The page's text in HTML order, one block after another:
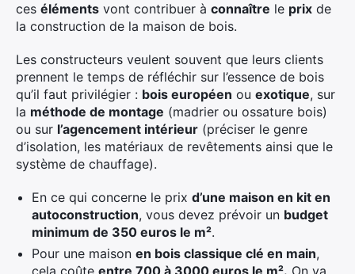
ces éléments vont contribuer à connaître le prix de
la construction de la maison de bois.
Les constructeurs veulent souvent que leurs clients
prennent le temps de réfléchir sur l’essence de bois
qu’il faut privilégier : bois européen ou exotique, sur
la méthode de montage (madrier ou ossature bois)
ou sur l’agencement intérieur (préciser le genre
d’isolation, les matériaux de revêtements ainsi que le
système de chauffage).
En ce qui concerne le prix d’une maison en kit en
autoconstruction, vous devez prévoir un budget
minimum de 350 euros le m².
Pour une maison en bois classique clé en main,
cela coûte entre 700 à 3000 euros le m². On va